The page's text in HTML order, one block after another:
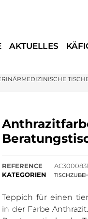
AKTUELLES
REFERENCE
AC3000831
KATEGORIEN
Teppich für einen
in der Farbe